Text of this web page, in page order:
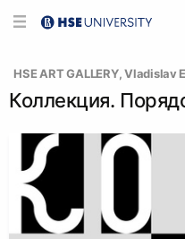
  HSE ART GALLERY
, Vladislav
Коллекция.